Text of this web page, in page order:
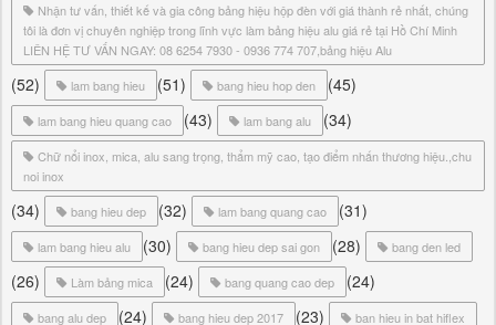
Nhận tư vấn, thiết kế và gia công bảng hiệu hộp đèn với giá thành rẻ nhất, chúng
tôi là đơn vị chuyên nghiệp trong lĩnh vực làm bảng hiệu alu giá rẻ tại Hồ Chí Minh
LIÊN HỆ TƯ VẤN NGAY: 08 6254 7930 - 0936 774 707,bảng hiệu Alu
(52) lam bang hieu (51) bang hieu hop den (45)
lam bang hieu quang cao (43) lam bang alu (34)
Chữ nổi inox, mica, alu sang trọng, thẩm mỹ cao, tạo điểm nhấn thương hiệu.,chu
noi inox
(34) bang hieu dep (32) lam bang quang cao (31)
lam bang hieu alu (30) bang hieu dep sai gon (28) bang den led
(26) Làm bảng mica (24) bang quang cao dep (24)
bang alu dep (24) bang hieu dep 2017 (23) ban hieu in bat hiflex